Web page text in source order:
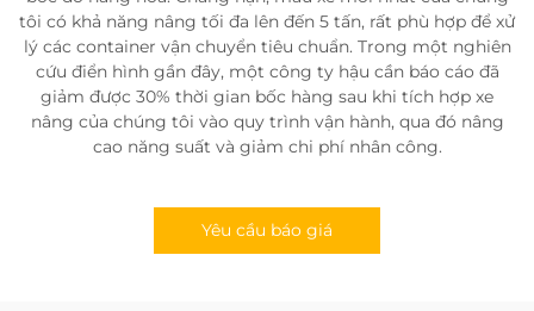
tôi có khả năng nâng tối đa lên đến 5 tấn, rất phù hợp để xử
lý các container vận chuyển tiêu chuẩn. Trong một nghiên
cứu điển hình gần đây, một công ty hậu cần báo cáo đã
giảm được 30% thời gian bốc hàng sau khi tích hợp xe
nâng của chúng tôi vào quy trình vận hành, qua đó nâng
cao năng suất và giảm chi phí nhân công.
Yêu cầu báo giá